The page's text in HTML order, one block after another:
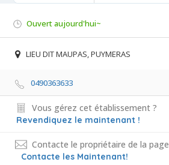
Ouvert aujourd'hui~
LIEU DIT MAUPAS, PUYMERAS
0490363633
Vous gérez cet établissement ?
Revendiquez le maintenant !
Contacte le propriétaire de la page
Contacte les Maintenant!